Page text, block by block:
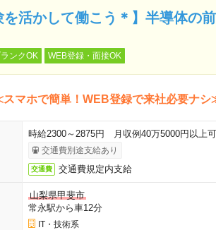
を活かして働こう＊】半導体の
ンクOK WEB登録・面接OK
マホで簡単！WEB登録で来社必要ナシ
時給2300～2875円 月収例40万5000円以上
交通費別途支給あり
交通費 交通費規定内支給
山梨県甲斐市
常永駅から車12分
IT・技術系